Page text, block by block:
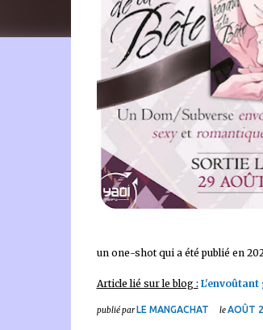
🐈‍⬛ En tant que Partenaire
un one-shot qui a été publié en
Article lié sur le blog : L'envoûtant
publié parLE MANGACHAT leAOÛT